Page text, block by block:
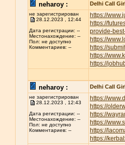
neharoy : Delhi Call
не зарегистрирован
28.12.2023 , 12:44
Дата регистрации: --
Местонахождение: --
Пол: не доступно
Комментариев: --
https://
https://
provide-
https://
https://
https://
https://
neharoy : Delhi Call
не зарегистрирован
28.12.2023 , 12:43
Дата регистрации: --
Местонахождение: --
Пол: не доступно
Комментариев: --
https://
https://
https://
https://
https://
https://